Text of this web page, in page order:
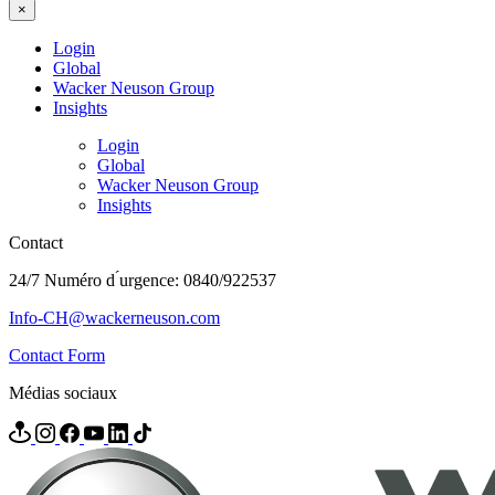
×
Login
Global
Wacker Neuson Group
Insights
Login
Global
Wacker Neuson Group
Insights
Contact
24/7 Numéro d ́urgence: 0840/922537
Info-CH@wackerneuson.com
Contact Form
Médias sociaux